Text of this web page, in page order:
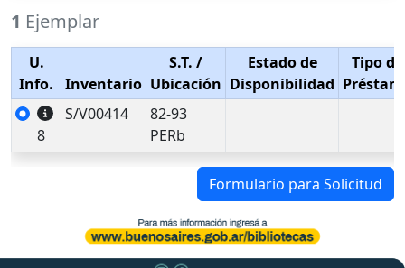
1 Ejemplar
U.
Info.
Inventario
S.T. /
Ubicación
Estado de
Disponibilidad
Tipo de
8
S/V00414
82-93
PERb
Formulario para Solicitud